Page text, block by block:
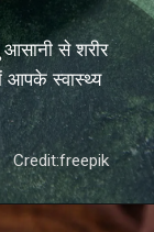
आसानी से शरीर
स्वास्थ्य
Credit:freepik